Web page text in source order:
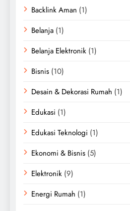
Backlink Aman (1)
Belanja (1)
Belanja Elektronik (1)
Bisnis (10)
Desain & Dekorasi Rumah (1)
Edukasi (1)
Edukasi Teknologi (1)
Ekonomi & Bisnis (5)
Elektronik (9)
Energi Rumah (1)